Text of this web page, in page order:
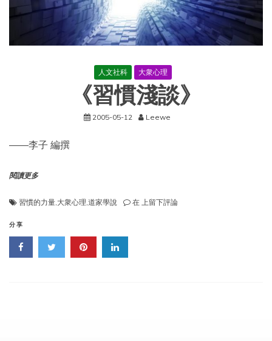
人文社科 大衆心理
《習慣淺談》
2005-05-12 Leewe
——李子 編撰
閱讀更多
習慣的力量 大衆心理 道家學說 在 《習
上留下評論
分享